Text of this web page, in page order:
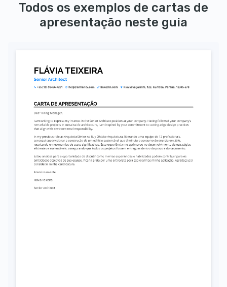
Todos os exemplos de cartas de
apresentação neste guia